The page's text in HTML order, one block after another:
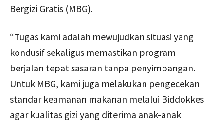
Bergizi Gratis (MBG).
“Tugas kami adalah mewujudkan situasi yang
kondusif sekaligus memastikan program
berjalan tepat sasaran tanpa penyimpangan.
Untuk MBG, kami juga melakukan pengecekan
standar keamanan makanan melalui Biddokkes
agar kualitas gizi yang diterima anak-anak